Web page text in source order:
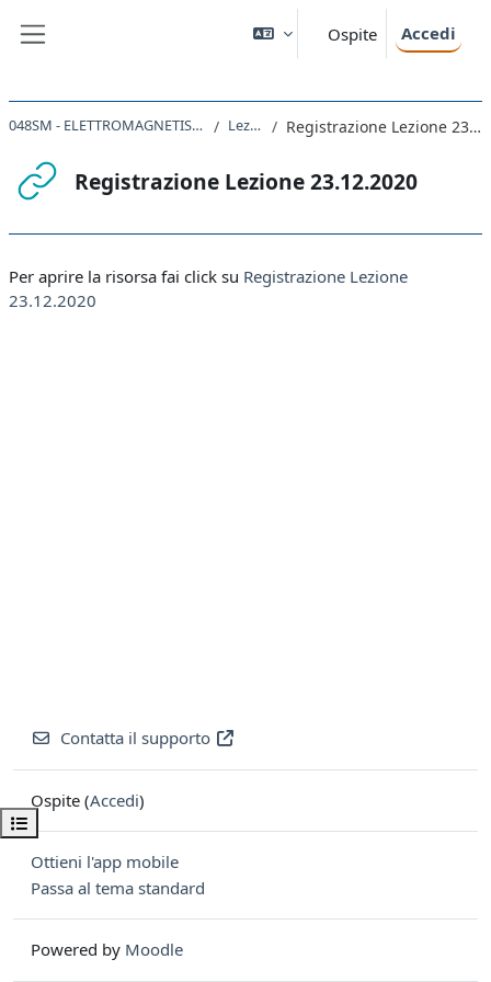
Ospite Accedi
Apri indice del corso
048SM - ELETTROMAGNETISMO 2020 Lezioni Registrazione Lezione 23.12.2020
Registrazione Lezione 23.12.2020
Per aprire la risorsa fai click su Registrazione Lezione
23.12.2020
Contatta il supporto
Ospite (Accedi)
Ottieni l'app mobile
Passa al tema standard
Powered by Moodle